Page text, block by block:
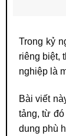
Trong kỷ
riêng biệt,
nghiệp là
Bài viết
tảng, từ
dung phù